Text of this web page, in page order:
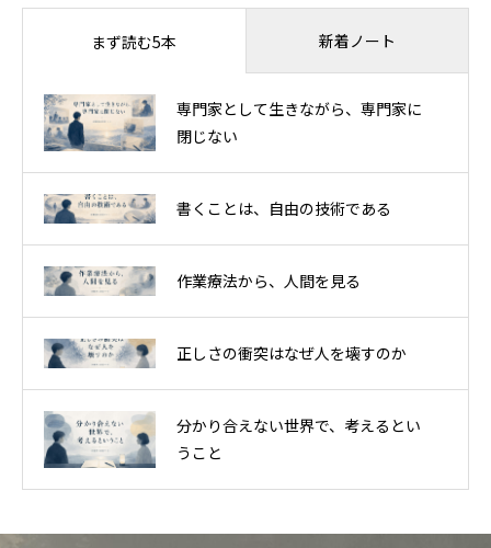
まず読む5本 新着ノート
専門家として生きながら、専門家に
閉じない
書くことは、自由の技術である
作業療法から、人間を見る
正しさの衝突はなぜ人を壊すのか
分かり合えない世界で、考えるとい
うこと